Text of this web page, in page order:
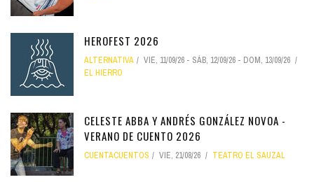
HEROFEST 2026
ALTERNATIVA VIE, 11/09/26 - SÁB, 12/09/26 - DOM, 13/09/26
EL HIERRO
CELESTE ABBA Y ANDRÉS GONZÁLEZ NOVOA -
VERANO DE CUENTO 2026
CUENTACUENTOS VIE, 21/08/26 TEATRO EL SAUZAL